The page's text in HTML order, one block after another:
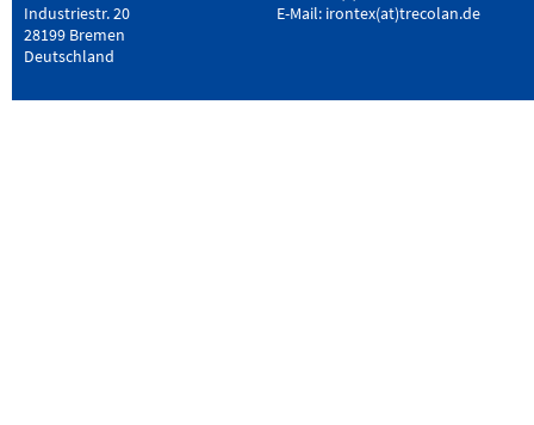
Industriestr. 20
28199 Bremen
Deutschland
E-Mail: irontex(at)trecolan.de